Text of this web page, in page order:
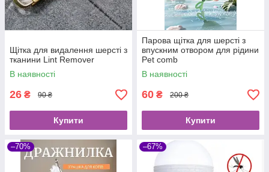
Щітка для видалення шерсті з
тканини Lint Remover
В наявності
26 ₴ 90 ₴
Купити
Парова щітка для шерсті з
впускним отвором для рідини
Pet comb
В наявності
60 ₴ 200 ₴
Купити
–70% –67%